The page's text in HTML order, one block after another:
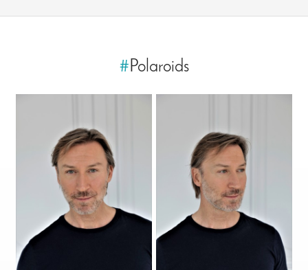
#Polaroids